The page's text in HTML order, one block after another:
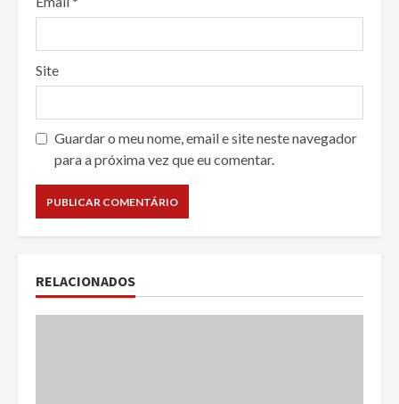
Site
Guardar o meu nome, email e site neste navegador
para a próxima vez que eu comentar.
RELACIONADOS